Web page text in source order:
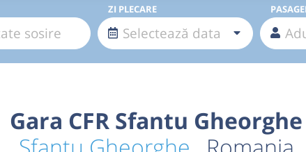
ZI PLECARE
Gara CFR Sfantu Gheorghe